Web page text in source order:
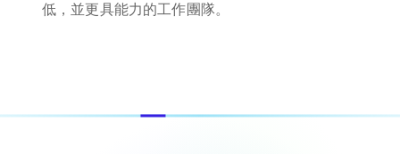
低，並更具能力的工作團隊。